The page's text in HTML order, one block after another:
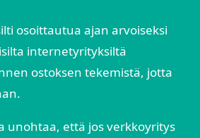
osoittautua ajan arvoiseksi
internetyrityksiltä
ostoksen tekemistä, jotta
unohtaa, että jos verkkoyritys